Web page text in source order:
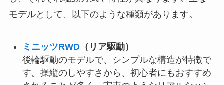
モデルとして、以下のような種類があります。
ミニッツRWD（リア駆動）
後輪駆動のモデルで、シンプルな構造が特徴で
す。操縦のしやすさから、初心者にもおすすめ